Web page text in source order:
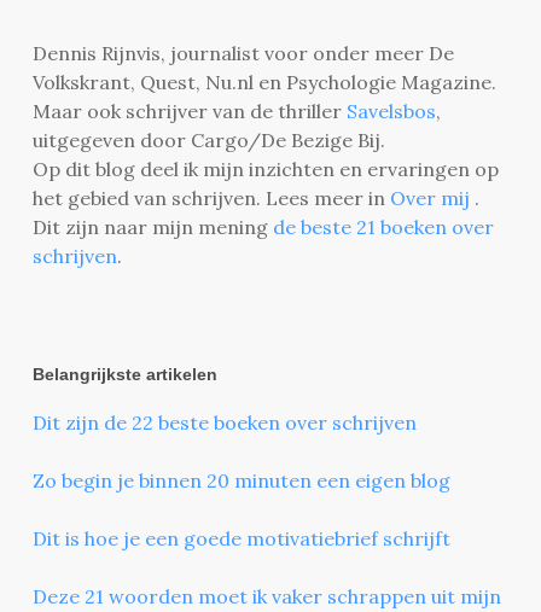
Dennis Rijnvis, journalist voor onder meer De
Volkskrant, Quest, Nu.nl en Psychologie Magazine.
Maar ook schrijver van de thriller Savelsbos,
uitgegeven door Cargo/De Bezige Bij.
Op dit blog deel ik mijn inzichten en ervaringen op
het gebied van schrijven. Lees meer in Over mij .
Dit zijn naar mijn mening de beste 21 boeken over
schrijven.
Belangrijkste artikelen
Dit zijn de 22 beste boeken over schrijven
Zo begin je binnen 20 minuten een eigen blog
Dit is hoe je een goede motivatiebrief schrijft
Deze 21 woorden moet ik vaker schrappen uit mijn